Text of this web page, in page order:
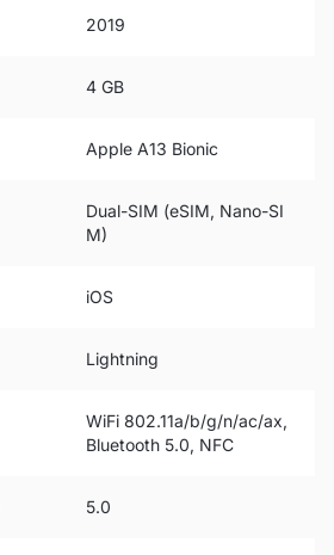
2019
4 GB
Apple A13 Bionic
Dual-SIM (eSIM, Nano-SI
M)
iOS
Lightning
WiFi 802.11a/b/g/n/ac/ax,
Bluetooth 5.0, NFC
5.0